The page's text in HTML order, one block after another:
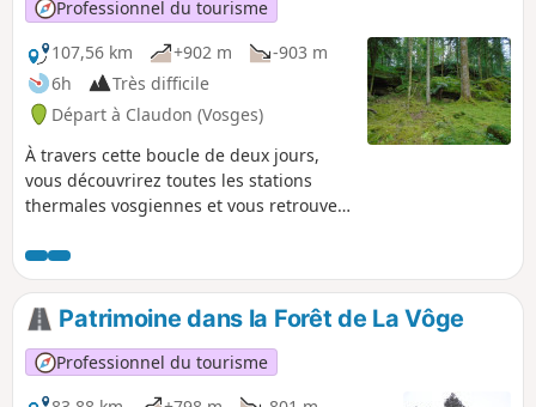
Professionnel du tourisme
107,56 km
+902 m
-903 m
6h
Très difficile
Départ à Claudon (Vosges)
À travers cette boucle de deux jours,
vous découvrirez toutes les stations
thermales vosgiennes et vous retrouvez
au cœur de la forêt classée d'exception
de la Vôge. La première boucle est la
boucle Ouest : elle permet de découvrir
Bourbonne-les-Bains, Martigny-les-
Bains, Contrexéville et Vittel.
Patrimoine dans la Forêt de La Vôge
Professionnel du tourisme